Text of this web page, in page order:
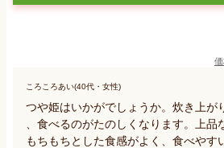
ころころあい(40代・女性)
つや姫はいかがでしょうか。炊き上が
、食べるのがたのしくなります。上品
もちもちとした食感がよく、食べやす